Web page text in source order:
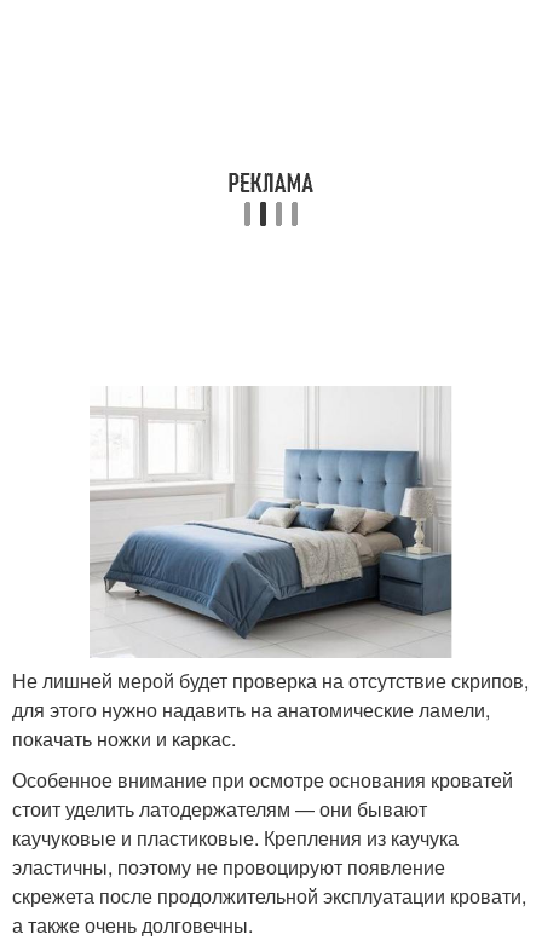
Не лишней мерой будет проверка на отсутствие скрипов,
для этого нужно надавить на анатомические ламели,
покачать ножки и каркас.
Особенное внимание при осмотре основания кроватей
стоит уделить латодержателям — они бывают
каучуковые и пластиковые. Крепления из каучука
эластичны, поэтому не провоцируют появление
скрежета после продолжительной эксплуатации кровати,
а также очень долговечны.